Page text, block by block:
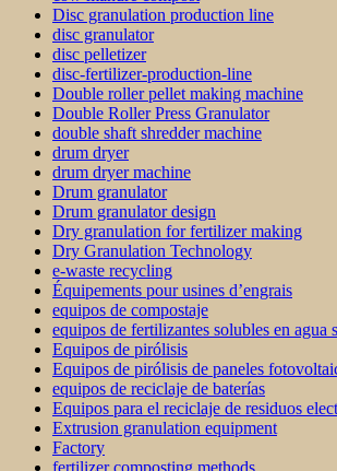
Disc granulation production line
disc granulator
disc pelletizer
disc-fertilizer-production-line
Double roller pellet making machine
Double Roller Press Granulator
double shaft shredder machine
drum dryer
drum dryer machine
Drum granulator
Drum granulator design
Dry granulation for fertilizer making
Dry Granulation Technology
e-waste recycling
Équipements pour usines d’engrais
equipos de compostaje
equipos de fertilizantes solubles en agua
Equipos de pirólisis
Equipos de pirólisis de paneles
equipos de reciclaje de baterías
Equipos para el reciclaje de residuos
Extrusion granulation equipment
Factory
fertilizer composting methods